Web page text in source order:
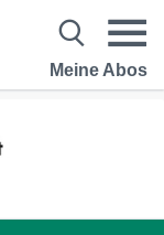
Meine Abos